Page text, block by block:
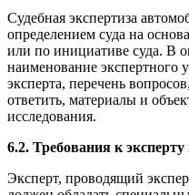
Судебная экспертиза
определением суда на
или по инициативе суда. В
наименование экспертного
эксперта, перечень
ответить, материалы и
исследования.
6.2. Требования к
Эксперт, проводящий